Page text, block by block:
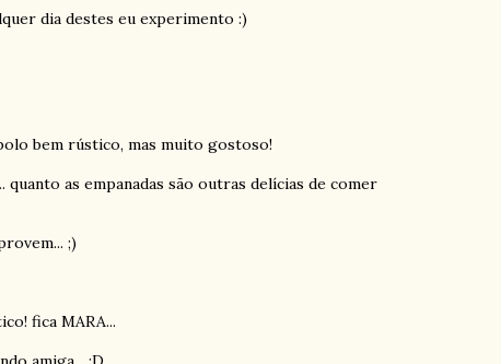
dia destes eu experimento :)
bem rústico, mas muito gostoso!
quanto as empanadas são outras delícias de comer
;)
fica MARA...